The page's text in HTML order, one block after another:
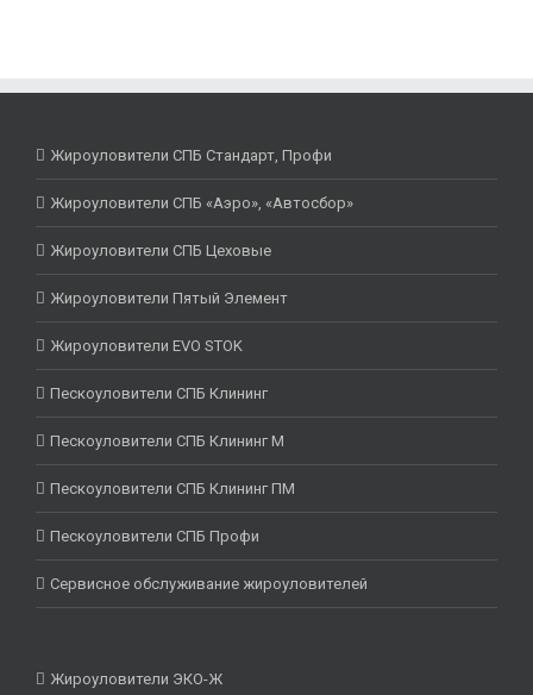
Жироуловители СПБ Стандарт, Профи
Жироуловители СПБ «Аэро», «Автосбор»
Жироуловители СПБ Цеховые
Жироуловители Пятый Элемент
Жироуловители EVO STOK
Пескоуловители СПБ Клининг
Пескоуловители СПБ Клининг М
Пескоуловители СПБ Клининг ПМ
Пескоуловители СПБ Профи
Сервисное обслуживание жироуловителей
Жироуловители ЭКО-Ж